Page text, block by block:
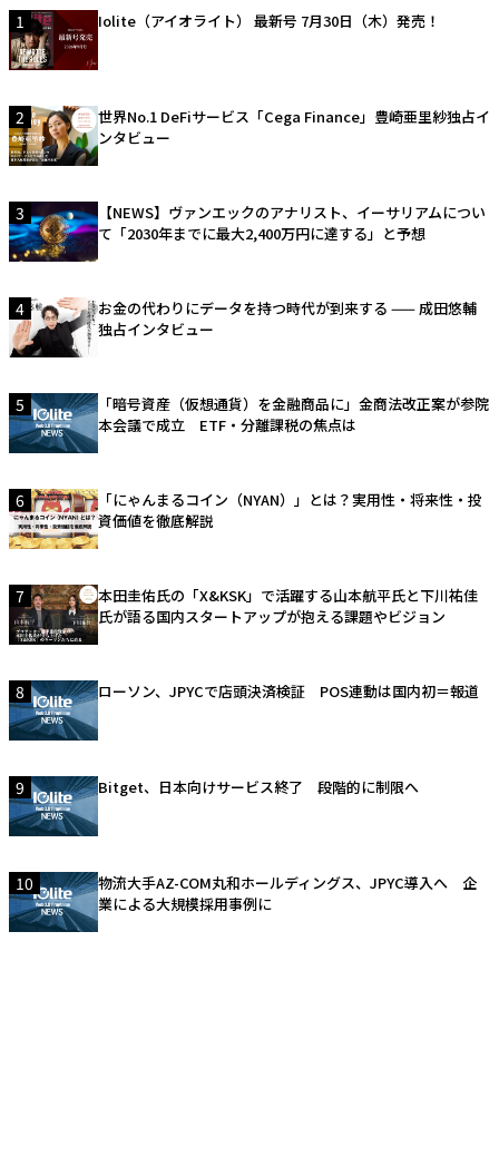
1 Iolite（アイオライト） 最新号 7月30日（木）発売！
2
世界No.1 DeFiサービス「Cega Finance」豊崎亜里紗独占イ
ンタビュー
3
【NEWS】ヴァンエックのアナリスト、イーサリアムについ
て「2030年までに最大2,400万円に達する」と予想
4
お金の代わりにデータを持つ時代が到来する —— 成田悠輔
独占インタビュー
5
「暗号資産（仮想通貨）を金融商品に」金商法改正案が参院
本会議で成立 ETF・分離課税の焦点は
6
「にゃんまるコイン（NYAN）」とは？実用性・将来性・投
資価値を徹底解説
7
本田圭佑氏の「X&KSK」で活躍する山本航平氏と下川祐佳
氏が語る国内スタートアップが抱える課題やビジョン
8 ローソン、JPYCで店頭決済検証 POS連動は国内初＝報道
9 Bitget、日本向けサービス終了 段階的に制限へ
10
物流大手AZ-COM丸和ホールディングス、JPYC導入へ 企
業による大規模採用事例に